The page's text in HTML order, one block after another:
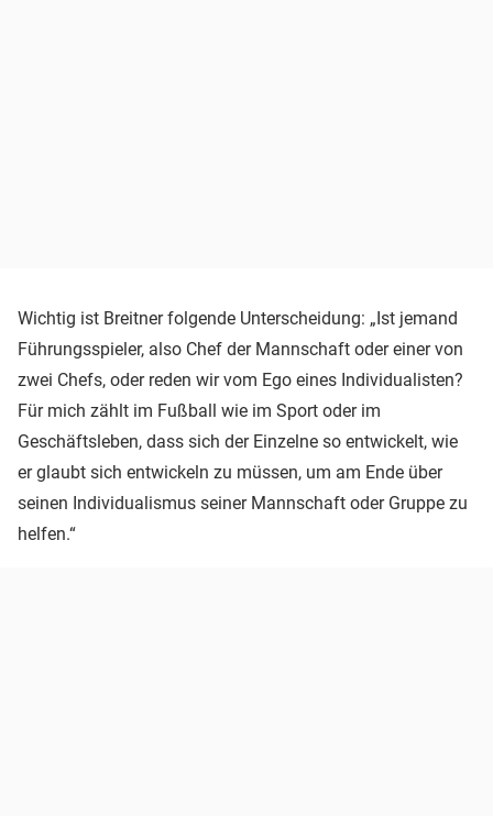
Wichtig ist Breitner folgende Unterscheidung: „Ist jemand
Führungsspieler, also Chef der Mannschaft oder einer von
zwei Chefs, oder reden wir vom Ego eines Individualisten?
Für mich zählt im Fußball wie im Sport oder im
Geschäftsleben, dass sich der Einzelne so entwickelt, wie
er glaubt sich entwickeln zu müssen, um am Ende über
seinen Individualismus seiner Mannschaft oder Gruppe zu
helfen.“